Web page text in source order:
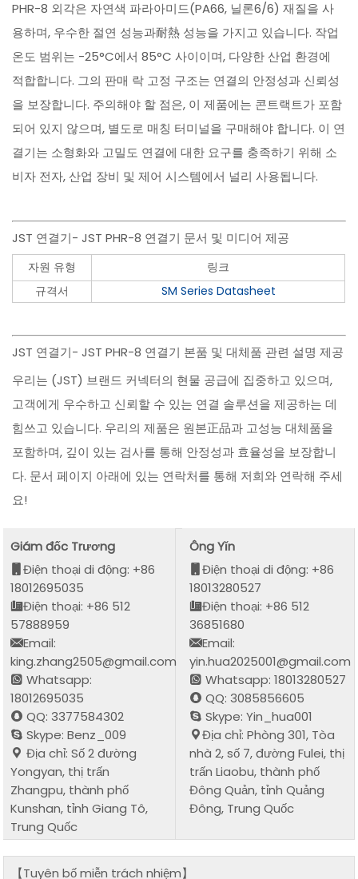
PHR-8 외각은 자연색 파라아미드(PA66, 닐론6/6) 재질을 사
용하며, 우수한 절연 성능과耐熱 성능을 가지고 있습니다. 작업
온도 범위는 -25°C에서 85°C 사이이며, 다양한 산업 환경에
적합합니다. 그의 판매 락 고정 구조는 연결의 안정성과 신뢰성
을 보장합니다. 주의해야 할 점은, 이 제품에는 콘트랙트가 포함
되어 있지 않으며, 별도로 매칭 터미널을 구매해야 합니다. 이 연
결기는 소형화와 고밀도 연결에 대한 요구를 충족하기 위해 소
비자 전자, 산업 장비 및 제어 시스템에서 널리 사용됩니다.
JST 연결기- JST PHR-8 연결기 문서 및 미디어 제공
자원 유형
링크
규격서
SM Series Datasheet
JST 연결기- JST PHR-8 연결기 본품 및 대체품 관련 설명 제공
우리는 (JST) 브랜드 커넥터의 현물 공급에 집중하고 있으며,
고객에게 우수하고 신뢰할 수 있는 연결 솔루션을 제공하는 데
힘쓰고 있습니다. 우리의 제품은 원본正品과 고성능 대체품을
포함하며, 깊이 있는 검사를 통해 안정성과 효율성을 보장합니
다. 문서 페이지 아래에 있는 연락처를 통해 저희와 연락해 주세
요!
Giám đốc Trương
Điện thoại di động: +86
18012695035
Điện thoại: +86 512
57888959
Email:
king.zhang2505@gmail.com
Whatsapp:
18012695035
QQ: 3377584302
Skype: Benz_009
Địa chỉ: Số 2 đường
Yongyan, thị trấn
Zhangpu, thành phố
Kunshan, tỉnh Giang Tô,
Trung Quốc
Ông Yǐn
Điện thoại di động: +86
18013280527
Điện thoại: +86 512
36851680
Email:
yin.hua2025001@gmail.com
Whatsapp: 18013280527
QQ: 3085856605
Skype: Yin_hua001
Địa chỉ: Phòng 301, Tòa
nhà 2, số 7, đường Fulei, thị
trấn Liaobu, thành phố
Đông Quản, tỉnh Quảng
Đông, Trung Quốc
【Tuyên bố miễn trách nhiệm】